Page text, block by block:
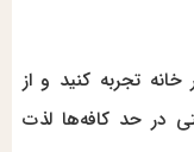
تجربه کنید و از
در حد کافه‌ها لذت